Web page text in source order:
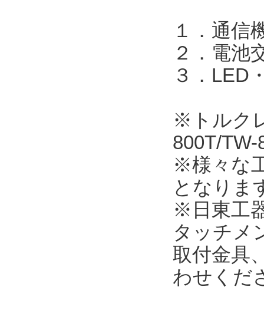
１．通信
２．電池
３．LED
※トルク
800T/
※様々な
となりま
※日東工
タッチメ
取付金具
わせくだ